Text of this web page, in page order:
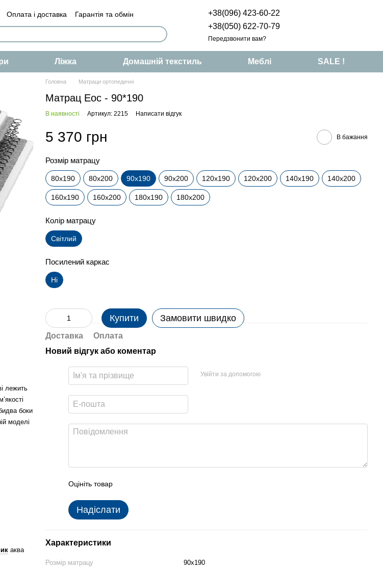
Оплата і доставка
Гарантія та обмін
+38(096) 423-60-22
+38(050) 622-70-79
Передзвонити вам?
Ліжка Домашній текстиль Меблі SALE !
лежить
боки
моделі
аква
Головна Матраци ортопедичні
Матрац Еос - 90*190
В наявності Артикул: 2215 Написати відгук
5 370 грн В бажання
Розмір матрацу
80х190 80х200 90х190 90х200 120х190 120х200 140х190 140х200
160х190 160х200 180х190 180х200
Колір матрацу
Світлий
Посилений каркас
Ні
Купити Замовити швидко
Доставка
Оплата
Новий відгук або коментар
Увійти за допомогою
Оцініть товар
Надіслати
Характеристики
Розмір матрацу
90х190